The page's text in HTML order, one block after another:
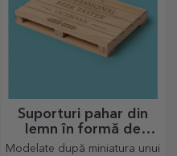
Suporturi pahar din
lemn în formă de
palet
Modelate după miniatura unui